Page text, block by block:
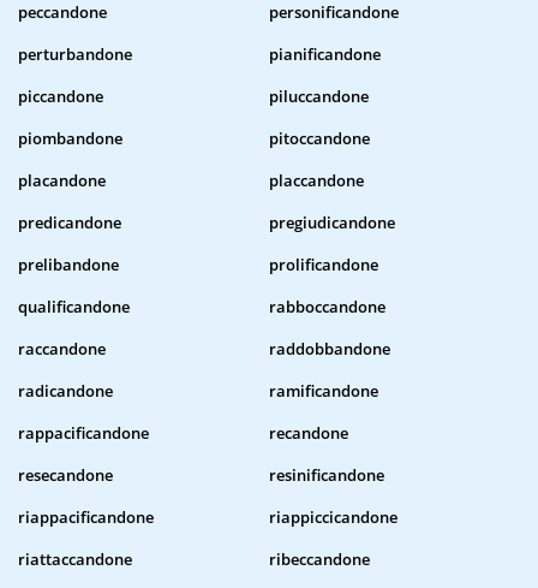
peccandone
personificandone
perturbandone
pianificandone
piccandone
piluccandone
piombandone
pitoccandone
placandone
placcandone
predicandone
pregiudicandone
prelibandone
prolificandone
qualificandone
rabboccandone
raccandone
raddobbandone
radicandone
ramificandone
rappacificandone
recandone
resecandone
resinificandone
riappacificandone
riappiccicandone
riattaccandone
ribeccandone